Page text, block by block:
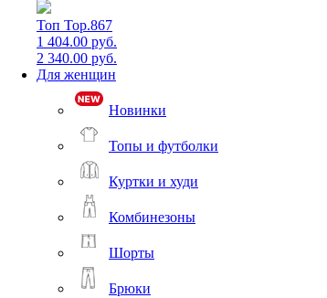
Топ Top.867
1 404.00 руб.
2 340.00 руб.
Для женщин
Новинки
Топы и футболки
Куртки и худи
Комбинезоны
Шорты
Брюки